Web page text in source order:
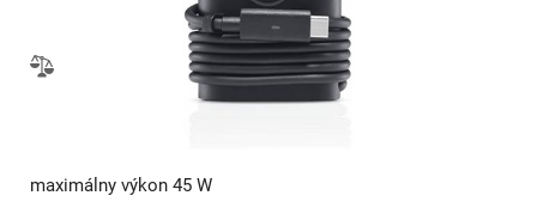
maximálny výkon 45 W